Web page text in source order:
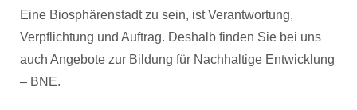
Eine Biosphärenstadt zu sein, ist Verantwortung,
Verpflichtung und Auftrag. Deshalb finden Sie bei uns
auch Angebote zur Bildung für Nachhaltige Entwicklung
– BNE.